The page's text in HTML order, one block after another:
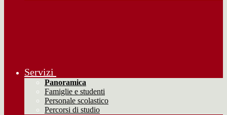
Servizi
Panoramica
Famiglie e studenti
Personale scolastico
Percorsi di studio